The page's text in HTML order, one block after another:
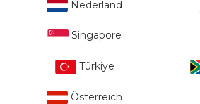
Nederland
Singapore
Türkiye
Österreich